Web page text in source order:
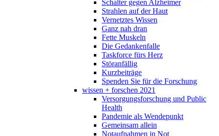
Schalter gegen Alzheimer
Strahlen auf der Haut
Vernetztes Wissen
Ganz nah dran
Fette Muskeln
Die Gedankenfalle
Taskforce fürs Herz
Störanfällig
Kurzbeiträge
Spenden Sie für die Forschung
wissen + forschen 2021
Versorgungsforschung und Public
Health
Pandemie als Wendepunkt
Gemeinsam allein
Notaufnahmen in Not